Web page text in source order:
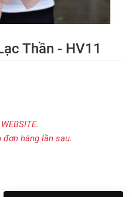
Thần - HV11
hàng lần sau.